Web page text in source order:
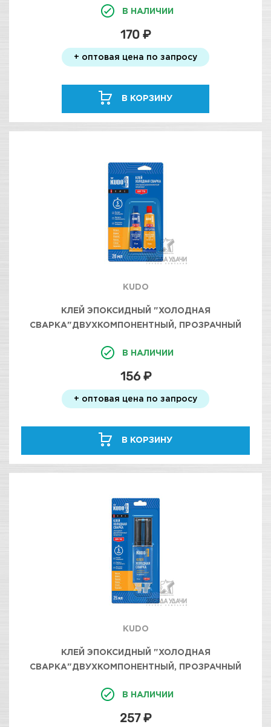
В НАЛИЧИИ
170 ₽
+ оптовая цена по запросу
В КОРЗИНУ
KUDO
КЛЕЙ ЭПОКСИДНЫЙ "ХОЛОДНАЯ
СВАРКА"ДВУХКОМПОНЕНТНЫЙ, ПРОЗРАЧНЫЙ
В НАЛИЧИИ
156 ₽
+ оптовая цена по запросу
В КОРЗИНУ
KUDO
КЛЕЙ ЭПОКСИДНЫЙ "ХОЛОДНАЯ
СВАРКА"ДВУХКОМПОНЕНТНЫЙ, ПРОЗРАЧНЫЙ
В НАЛИЧИИ
257 ₽